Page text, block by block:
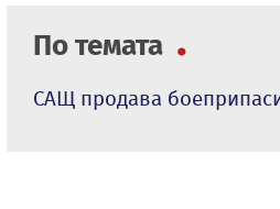
По темата
САЩ продава